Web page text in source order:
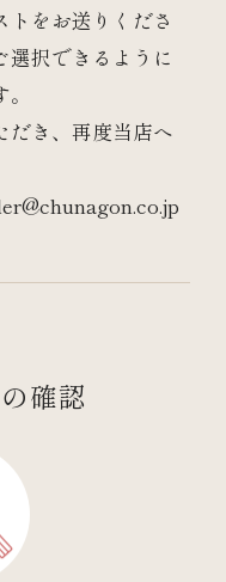
をお送りくださ
選択できるように
だき、再度当店へ
確認